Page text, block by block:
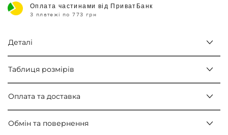
Оплата частинами від ПриватБанк
3 платежі по 773 грн
Деталі
Таблиця розмірів
Оплата та доставка
Обмін та повернення